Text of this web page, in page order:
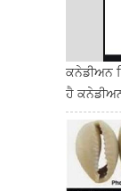
ਕਨੇਡੀਅਨ
ਹੈ